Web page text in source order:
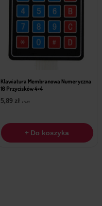
Klawiatura Membranowa Numeryczna
16 Przycisków 4×4
5,89 zł z VAT
+ Do koszyka